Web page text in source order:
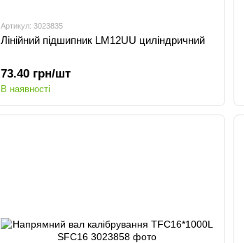
Артикул: 3023835
Лінійний підшипник LM12UU циліндричний
73.40 грн/шт
В наявності